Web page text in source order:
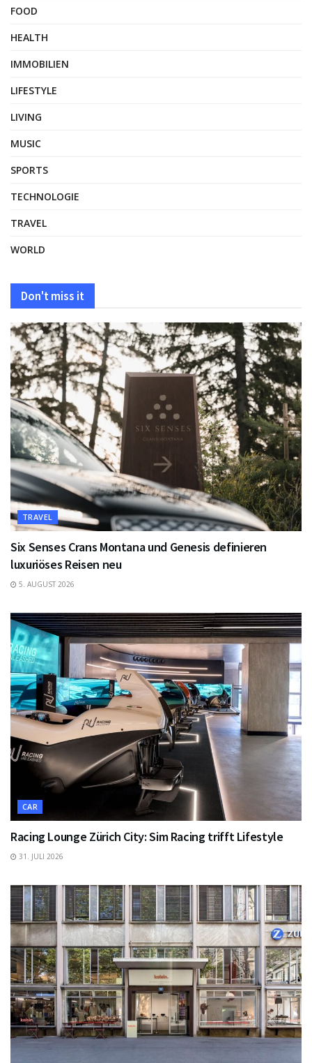
FOOD
HEALTH
IMMOBILIEN
LIFESTYLE
LIVING
MUSIC
SPORTS
TECHNOLOGIE
TRAVEL
WORLD
Don't miss it
TRAVEL
Six Senses Crans Montana und Genesis definieren
luxuriöses Reisen neu
5. AUGUST 2026
CAR
Racing Lounge Zürich City: Sim Racing trifft Lifestyle
31. JULI 2026